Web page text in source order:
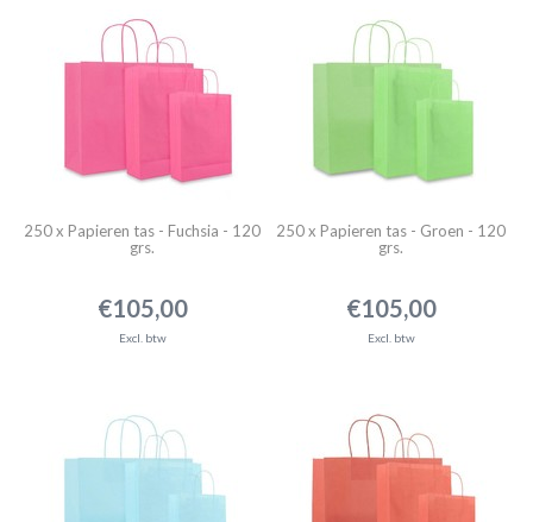
250 x Papieren tas - Fuchsia - 120
grs.
€105,00
Excl. btw
250 x Papieren tas - Groen - 120
grs.
€105,00
Excl. btw